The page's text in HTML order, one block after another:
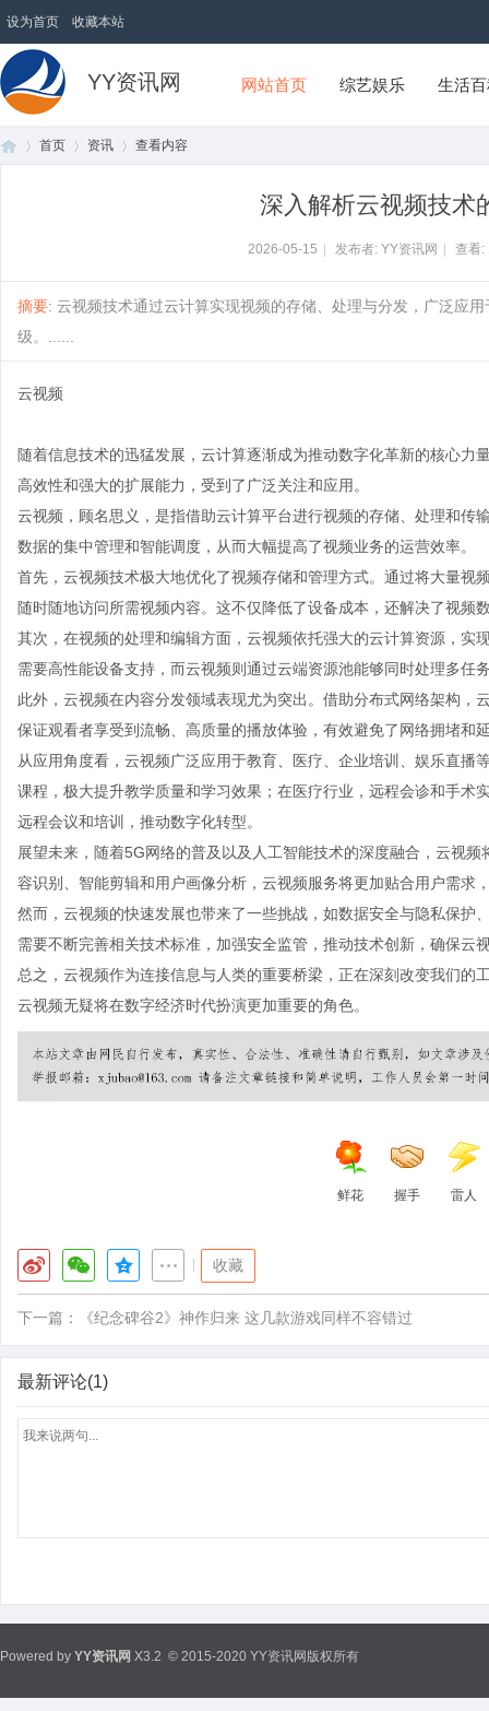
设为首页 收藏本站
YY资讯网 网站首页 综艺娱乐 生活
首页 资讯 查看内容
深入解析云视频技术
2026-05-15 发布者: YY资讯网 查看:
摘要: 云视频技术通过云计算实现视频的存储、处理与分发，广泛应
级。......
云视频
随着信息技术的迅猛发展，云计算逐渐成为推动数字化革新的核心
高效性和强大的扩展能力，受到了广泛关注和应用。
云视频，顾名思义，是指借助云计算平台进行视频的存储、处理和传
数据的集中管理和智能调度，从而大幅提高了视频业务的运营效率。
首先，云视频技术极大地优化了视频存储和管理方式。通过将大量视
随时随地访问所需视频内容。这不仅降低了设备成本，还解决了视频
其次，在视频的处理和编辑方面，云视频依托强大的云计算资源，实
需要高性能设备支持，而云视频则通过云端资源池能够同时处理多任
此外，云视频在内容分发领域表现尤为突出。借助分布式网络架构
保证观看者享受到流畅、高质量的播放体验，有效避免了网络拥堵和
从应用角度看，云视频广泛应用于教育、医疗、企业培训、娱乐直
课程，极大提升教学质量和学习效果；在医疗行业，远程会诊和手术
远程会议和培训，推动数字化转型。
展望未来，随着5G网络的普及以及人工智能技术的深度融合，云视
容识别、智能剪辑和用户画像分析，云视频服务将更加贴合用户需求
然而，云视频的快速发展也带来了一些挑战，如数据安全与隐私保护
需要不断完善相关技术标准，加强安全监管，推动技术创新，确保云
总之，云视频作为连接信息与人类的重要桥梁，正在深刻改变我们
云视频无疑将在数字经济时代扮演更加重要的角色。
鲜花 握手 雷人
收藏
下一篇： 《纪念碑谷2》神作归来 这几款游戏同样不容错过
最新评论(1)
Powered by YY资讯网 X3.2 © 2015-2020 YY资讯网版权所有